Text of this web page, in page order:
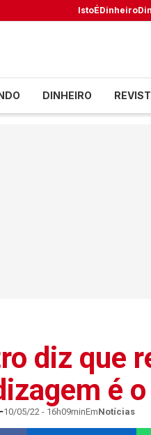
IstoÉDinheiro
DINHEIRO
diz que
é
10/05/22 - 16h09minEmNotícias